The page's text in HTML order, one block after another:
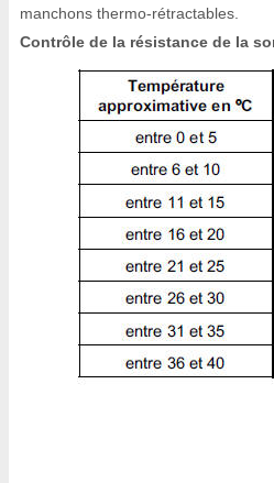
manchons thermo-rétractables.
Contrôle de la résistance de la